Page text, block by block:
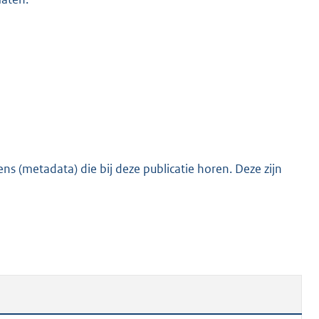
(metadata) die bij deze publicatie horen. Deze zijn